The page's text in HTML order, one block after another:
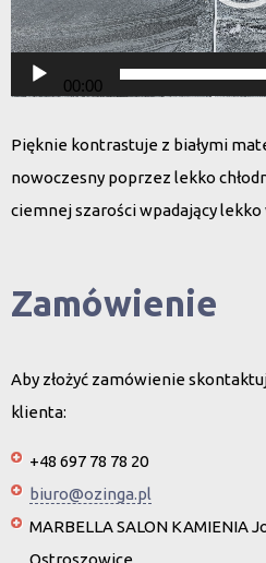
00:00
Pięknie kontrastuje z białymi
nowoczesny poprzez lekko
ciemnej szarości wpadający
Zamówienie
Aby złożyć zamówienie
klienta:
+48 697 78 78 20
biuro@ozinga.pl
MARBELLA SALON KAMIENIA